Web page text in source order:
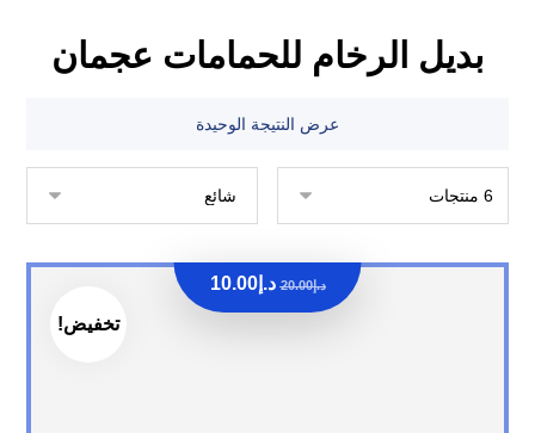
بديل الرخام للحمامات عجمان
عرض النتيجة الوحيدة
تخفيض!
د.إ20.00 د.إ10.00